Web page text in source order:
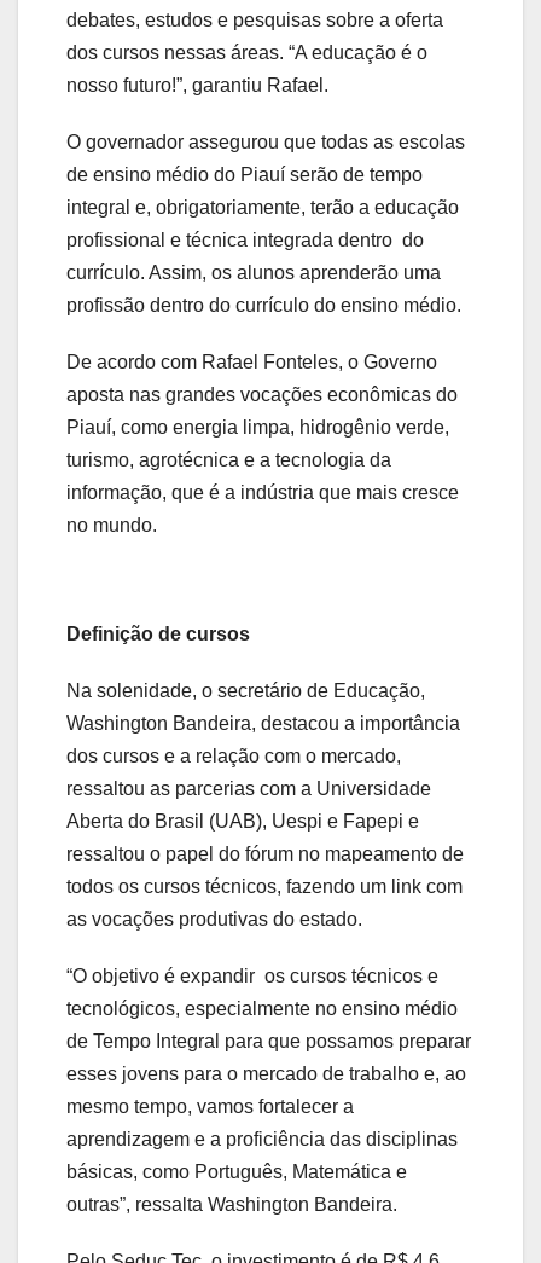
debates, estudos e pesquisas sobre a oferta
dos cursos nessas áreas. “A educação é o
nosso futuro!”, garantiu Rafael.
O governador assegurou que todas as escolas
de ensino médio do Piauí serão de tempo
integral e, obrigatoriamente, terão a educação
profissional e técnica integrada dentro do
currículo. Assim, os alunos aprenderão uma
profissão dentro do currículo do ensino médio.
De acordo com Rafael Fonteles, o Governo
aposta nas grandes vocações econômicas do
Piauí, como energia limpa, hidrogênio verde,
turismo, agrotécnica e a tecnologia da
informação, que é a indústria que mais cresce
no mundo.
Definição de cursos
Na solenidade, o secretário de Educação,
Washington Bandeira, destacou a importância
dos cursos e a relação com o mercado,
ressaltou as parcerias com a Universidade
Aberta do Brasil (UAB), Uespi e Fapepi e
ressaltou o papel do fórum no mapeamento de
todos os cursos técnicos, fazendo um link com
as vocações produtivas do estado.
“O objetivo é expandir os cursos técnicos e
tecnológicos, especialmente no ensino médio
de Tempo Integral para que possamos preparar
esses jovens para o mercado de trabalho e, ao
mesmo tempo, vamos fortalecer a
aprendizagem e a proficiência das disciplinas
básicas, como Português, Matemática e
outras”, ressalta Washington Bandeira.